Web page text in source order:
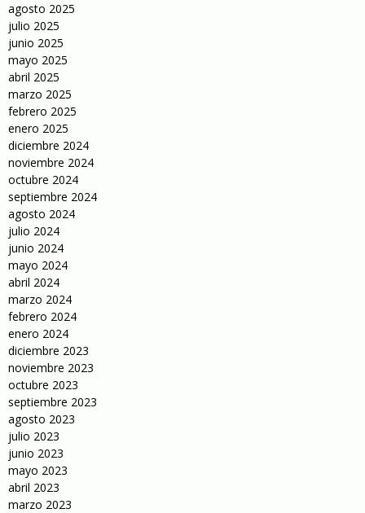
agosto 2025
julio 2025
junio 2025
mayo 2025
abril 2025
marzo 2025
febrero 2025
enero 2025
diciembre 2024
noviembre 2024
octubre 2024
septiembre 2024
agosto 2024
julio 2024
junio 2024
mayo 2024
abril 2024
marzo 2024
febrero 2024
enero 2024
diciembre 2023
noviembre 2023
octubre 2023
septiembre 2023
agosto 2023
julio 2023
junio 2023
mayo 2023
abril 2023
marzo 2023